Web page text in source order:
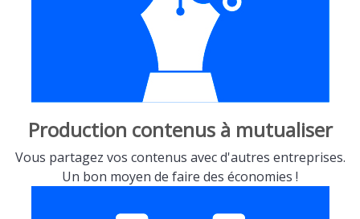
Production contenus à mutualiser
Vous partagez vos contenus avec d'autres entreprises.
Un bon moyen de faire des économies !